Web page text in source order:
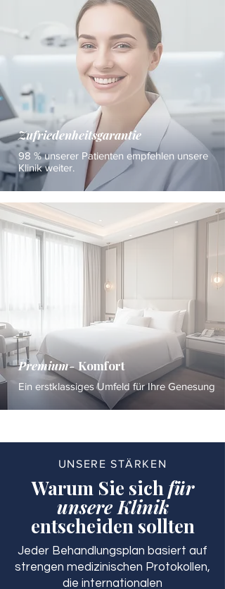
Zufriedenheitsgarantie
98 % unserer Patienten empfehlen unsere
Klinik weiter.
Premium-Komfort
Ein erstklassiges Umfeld für Ihre Genesung
UNSERE STÄRKEN
Warum Sie sichfür
unsere Klinik
entscheiden sollten
Jeder Behandlungsplan basiert auf
strengen medizinischen Protokollen,
die internationalen